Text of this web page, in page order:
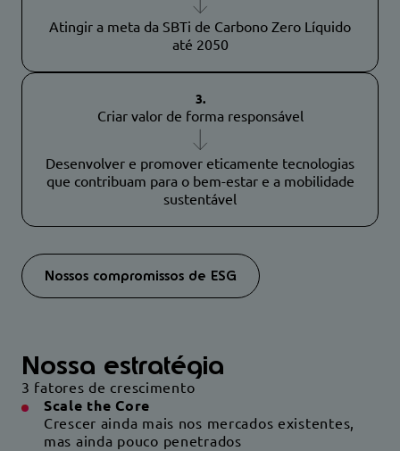
Atingir a meta da SBTi de Carbono Zero Líquido
até 2050
3.
Criar valor de forma responsável
Desenvolver e promover eticamente tecnologias
que contribuam para o bem-estar e a mobilidade
sustentável
Nossos compromissos de ESG
Nossa estratégia
3 fatores de crescimento
Scale the Core
Crescer ainda mais nos mercados existentes,
mas ainda pouco penetrados